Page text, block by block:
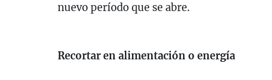
nuevo período que se abre.
Recortar en alimentación o energía